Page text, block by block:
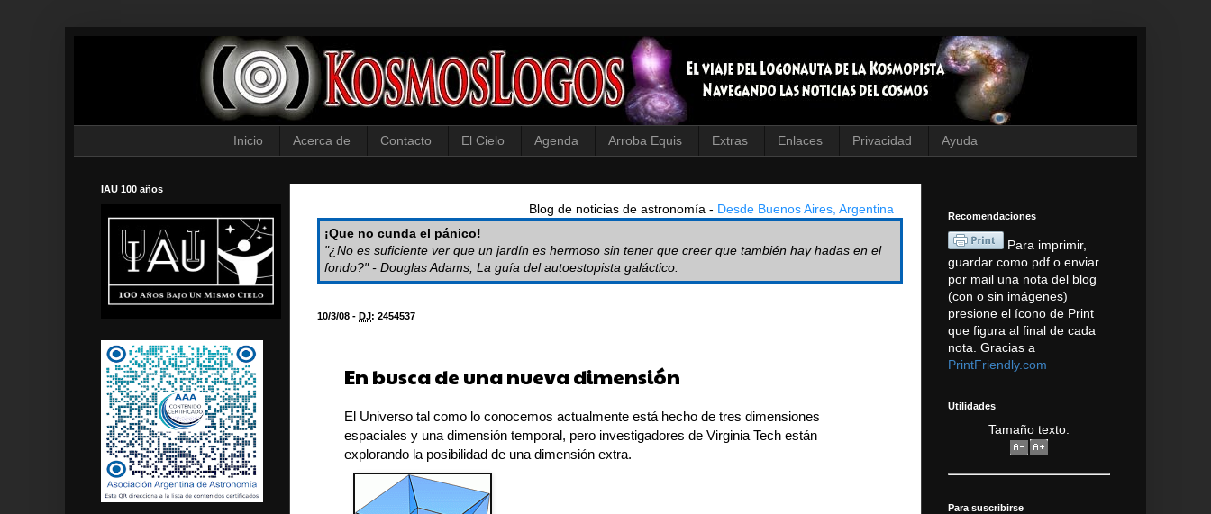
Inicio Acerca de Contacto El Cielo Agenda Arroba Equis Extras Enlaces Privacidad Ayuda
Blog de noticias de astronomía - Desde Buenos Aires, Argentina
¡Que no cunda el pánico!
"¿No es suficiente ver que un jardín es hermoso sin tener que creer que también hay hadas en el
fondo?" - Douglas Adams, La guía del autoestopista galáctico.
10/3/08 - DJ: 2454537
En busca de una nueva dimensión
El Universo tal como lo conocemos actualmente está hecho de tres dimensiones
espaciales y una dimensión temporal, pero investigadores de Virginia Tech están
explorando la posibilidad de una dimensión extra.
IAU 100 años
Recomendaciones
Para imprimir,
guardar como pdf o enviar
por mail una nota del blog
(con o sin imágenes)
presione el ícono de Print
que figura al final de cada
nota. Gracias a
PrintFriendly.com
Utilidades
Tamaño texto:
Para suscribirse